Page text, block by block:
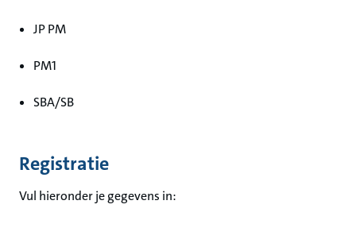
JP PM
PM1
SBA/SB
Registratie
Vul hieronder je gegevens in: